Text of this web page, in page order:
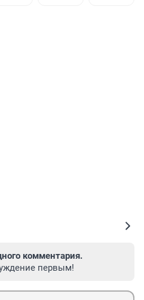
комментария.
первым!